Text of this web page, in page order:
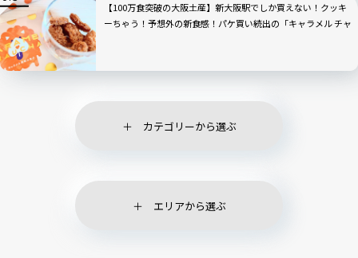
【100万食突破の大阪土産】新大阪駅でしか買えない！クッキ
ーちゃう！予想外の新食感！パケ買い続出の「キャラメル チャ
カテゴリーから選ぶ
エリアから選ぶ